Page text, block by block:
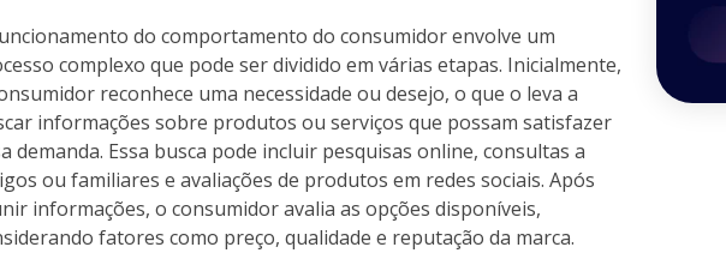
do comportamento do consumidor envolve um
complexo que pode ser dividido em várias etapas. Inicialmente,
reconhece uma necessidade ou desejo, o que o leva a
informações sobre produtos ou serviços que possam satisfazer
demanda. Essa busca pode incluir pesquisas online, consultas a
ou familiares e avaliações de produtos em redes sociais. Após
informações, o consumidor avalia as opções disponíveis,
fatores como preço, qualidade e reputação da marca.